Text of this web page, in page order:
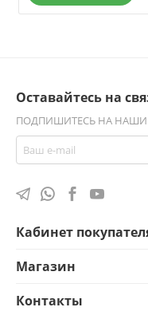
Оставайтесь на
ПОДПИШИТЕСЬ НА
Кабинет
Магазин
Контакты